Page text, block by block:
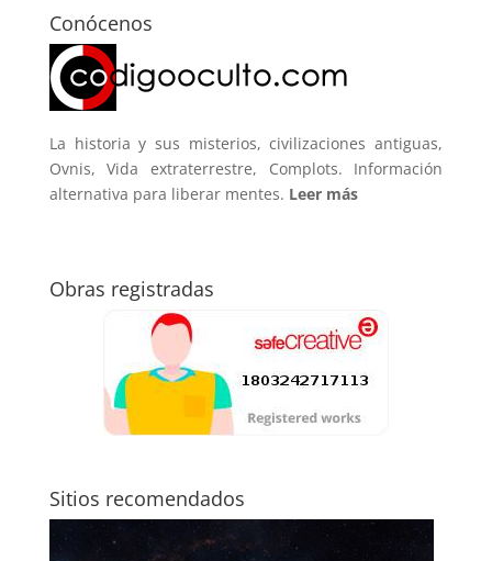
Conócenos
La historia y sus misterios, civilizaciones antiguas,
Ovnis, Vida extraterrestre, Complots. Información
alternativa para liberar mentes. Leer más
Obras registradas
Sitios recomendados